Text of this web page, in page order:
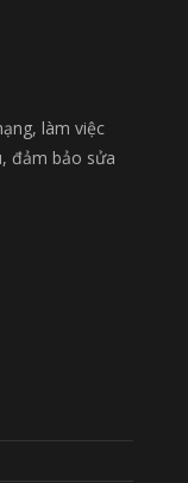
làm việc
đảm bảo sửa